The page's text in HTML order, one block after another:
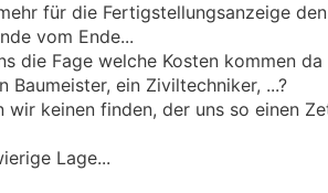
für die Fertigstellungsanzeige
vom Ende...
die Fage welche Kosten kommen
Baumeister, ein Ziviltechniker, ...?
wir keinen finden, der uns so einen
Lage...